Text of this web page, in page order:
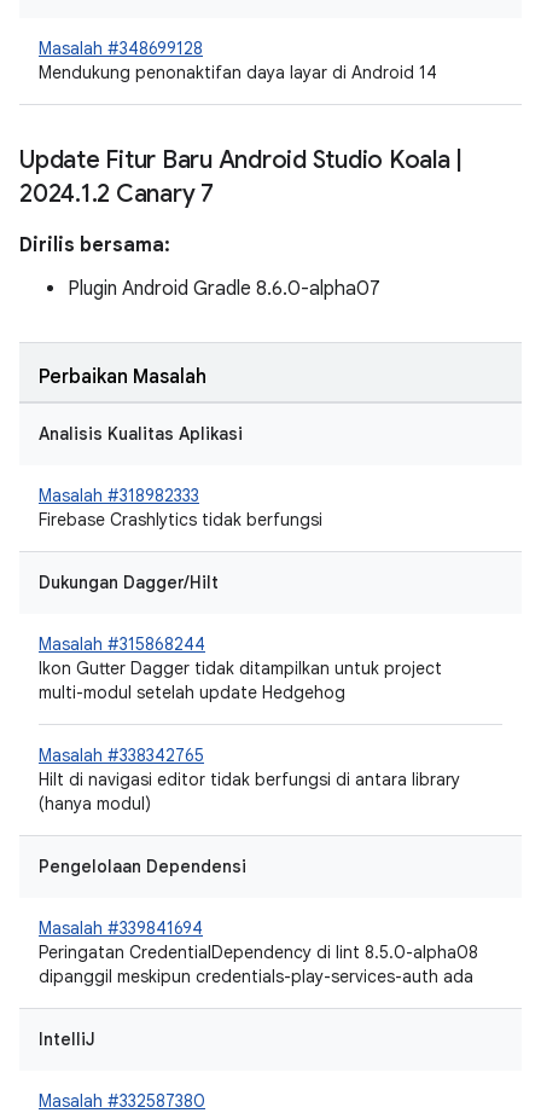
Masalah #348699128
Mendukung penonaktifan daya layar di Android 14
Update Fitur Baru Android Studio Koala
2024.1.2 Canary 7
Dirilis bersama:
Plugin Android Gradle 8.6.0-alpha07
Perbaikan Masalah
Analisis Kualitas Aplikasi
Masalah #318982333
Firebase Crashlytics tidak berfungsi
Dukungan Dagger/Hilt
Masalah #315868244
Ikon Gutter Dagger tidak ditampilkan untuk project
multi-modul setelah update Hedgehog
Masalah #338342765
Hilt di navigasi editor tidak berfungsi di antara library
(hanya modul)
Pengelolaan Dependensi
Masalah #339841694
Peringatan CredentialDependency di lint 8.5.0-alpha08
dipanggil meskipun credentials-play-services-auth ada
IntelliJ
Masalah #332587380